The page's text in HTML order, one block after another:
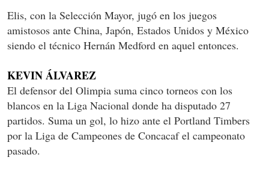
Elis, con la Selección Mayor, jugó en los juegos
amistosos ante China, Japón, Estados Unidos y México
siendo el técnico Hernán Medford en aquel entonces.
KEVIN ÁLVAREZ
El defensor del Olimpia suma cinco torneos con los
blancos en la Liga Nacional donde ha disputado 27
partidos. Suma un gol, lo hizo ante el Portland Timbers
por la Liga de Campeones de Concacaf el campeonato
pasado.